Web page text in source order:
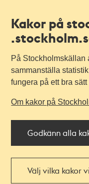
Kakor på
På Stockholmskällan
sammanställa
fungera på ett bra sätt
Om kakor på
Godkänn alla
Välj vilka kakor